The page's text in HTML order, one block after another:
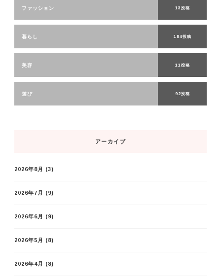
ファッション 13投稿
暮らし 184投稿
美容 11投稿
遊び 92投稿
アーカイブ
2026年8月 (3)
2026年7月 (9)
2026年6月 (9)
2026年5月 (8)
2026年4月 (8)